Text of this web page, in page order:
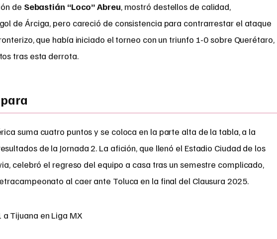
de Sebastián “Loco” Abreu, mostró destellos de calidad,
de Árciga, pero careció de consistencia para contrarrestar el ataque
que había iniciado el torneo con un triunfo 1-0 sobre Querétaro,
tras esta derrota.
suma cuatro puntos y se coloca en la parte alta de la tabla, a la
de la Jornada 2. La afición, que llenó el Estadio Ciudad de los
celebró el regreso del equipo a casa tras un semestre complicado,
al caer ante Toluca en la final del Clausura 2025.